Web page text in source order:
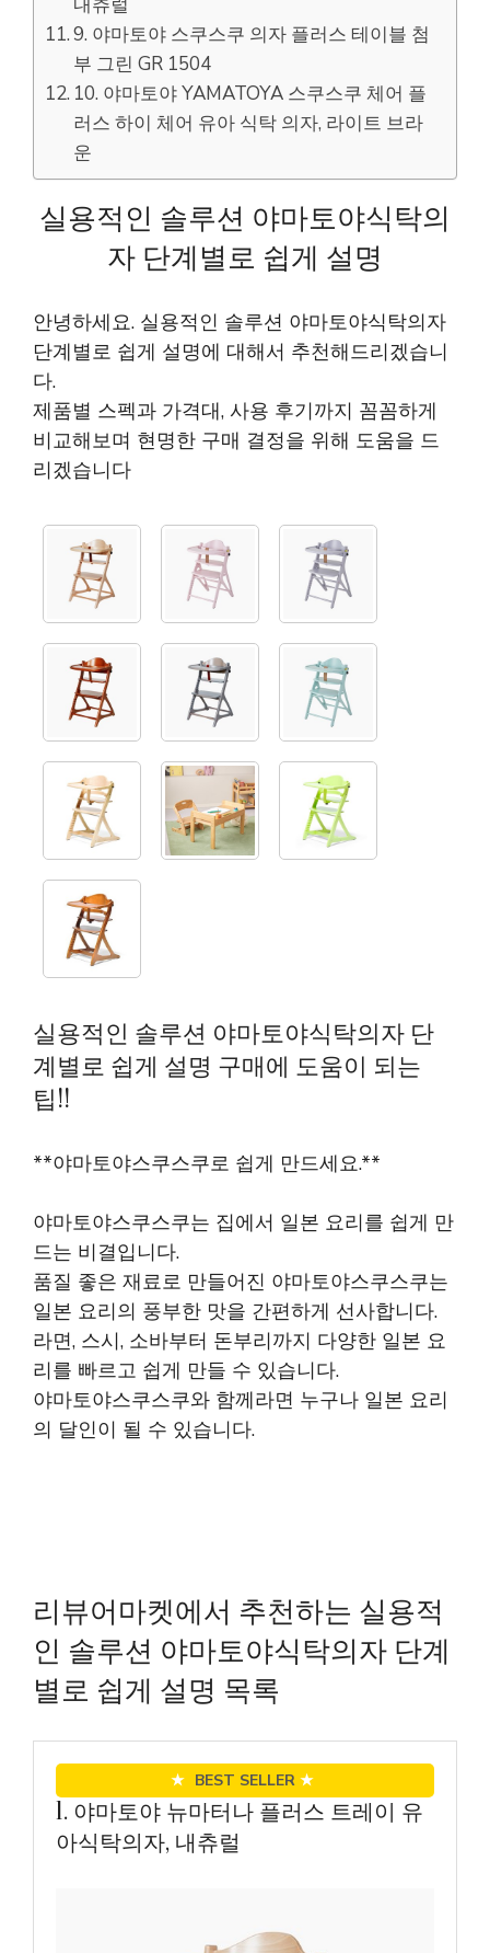
9. 야마토야 스쿠스쿠 의자 플러스 테이블 첨
부 그린 GR 1504
10. 야마토야 YAMATOYA 스쿠스쿠 체어 플
러스 하이 체어 유아 식탁 의자, 라이트 브라
운
실용적인 솔루션 야마토야식탁의
자 단계별로 쉽게 설명
안녕하세요. 실용적인 솔루션 야마토야식탁의자
단계별로 쉽게 설명에 대해서 추천해드리겠습니
다.
제품별 스펙과 가격대, 사용 후기까지 꼼꼼하게
비교해보며 현명한 구매 결정을 위해 도움을 드
리겠습니다
실용적인 솔루션 야마토야식탁의자 단
계별로 쉽게 설명 구매에 도움이 되는
팁!!
**야마토야스쿠스쿠로 쉽게 만드세요.**
야마토야스쿠스쿠는 집에서 일본 요리를 쉽게 만
드는 비결입니다.
품질 좋은 재료로 만들어진 야마토야스쿠스쿠는
일본 요리의 풍부한 맛을 간편하게 선사합니다.
라면, 스시, 소바부터 돈부리까지 다양한 일본 요
리를 빠르고 쉽게 만들 수 있습니다.
야마토야스쿠스쿠와 함께라면 누구나 일본 요리
의 달인이 될 수 있습니다.
리뷰어마켓에서 추천하는 실용적
인 솔루션 야마토야식탁의자 단계
별로 쉽게 설명 목록
★ BEST SELLER ★
1. 야마토야 뉴마터나 플러스 트레이 유
아식탁의자, 내츄럴